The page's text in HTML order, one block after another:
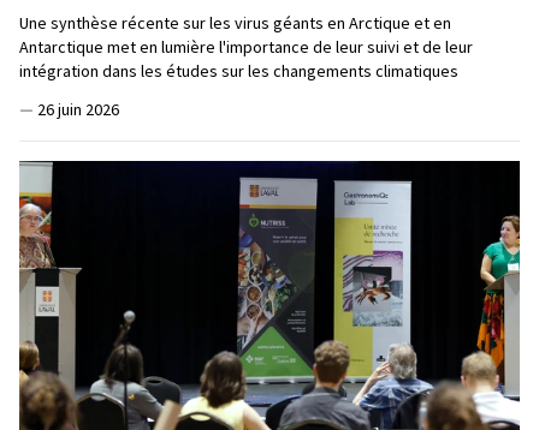
Une synthèse récente sur les virus géants en Arctique et en
Antarctique met en lumière l'importance de leur suivi et de leur
intégration dans les études sur les changements climatiques
— 26 juin 2026